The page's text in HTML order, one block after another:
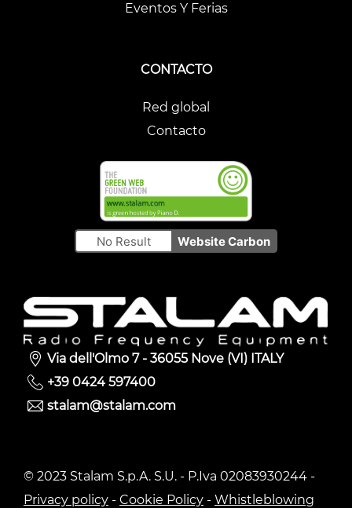
Eventos Y Ferias
CONTACTO
Red global
Contacto
No Result Website Carbon
Via dell'Olmo 7 - 36055 Nove (VI) ITALY
+39 0424 597400
stalam@stalam.com
© 2023 Stalam S.p.A. S.U. - P.Iva 02083930244 -
Privacy policy - Cookie Policy - Whistleblowing